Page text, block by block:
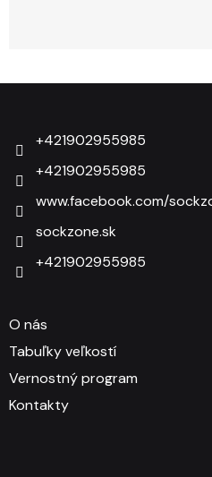
+421902955985
+421902955985
www.facebook.com/
sockzone.sk
+421902955985
O nás
Tabuľky veľkostí
Vernostný program
Kontakty